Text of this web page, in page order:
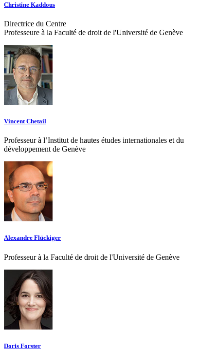
Christine Kaddous
Directrice du Centre
Professeure à la Faculté de droit de l'Université de Genève
Vincent Chetail
Professeur à l’Institut de hautes études internationales et du
développement de Genève
Alexandre Flückiger
Professeur à la Faculté de droit de l'Université de Genève
Doris Forster